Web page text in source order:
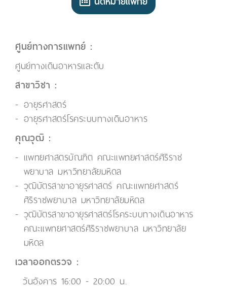
ศูนย์ทางการแพทย์ :
ศูนย์ทางเดินอาหารและตับ
สาขาวิชา :
อายุรศาสตร์
อายุรศาสตร์โรคระบบทางเดินอาหาร
คุณวุฒิ :
แพทยศาสตรบัณฑิต คณะแพทยศาสตร์ศิริราช
พยาบาล มหาวิทยาลัยมหิดล
วุฒิบัตรสาขาอายุรศาสตร์ คณะแพทยศาสตร์
ศิริราชพยาบาล มหาวิทยาลัยมหิดล
วุฒิบัตรสาขาอายุรศาสตร์โรคระบบทางเดินอาหาร
คณะแพทยศาสตร์ศิริราชพยาบาล มหาวิทยาลัย
มหิดล
เวลาออกตรวจ :
วันอังคาร 16:00 - 20:00 น.